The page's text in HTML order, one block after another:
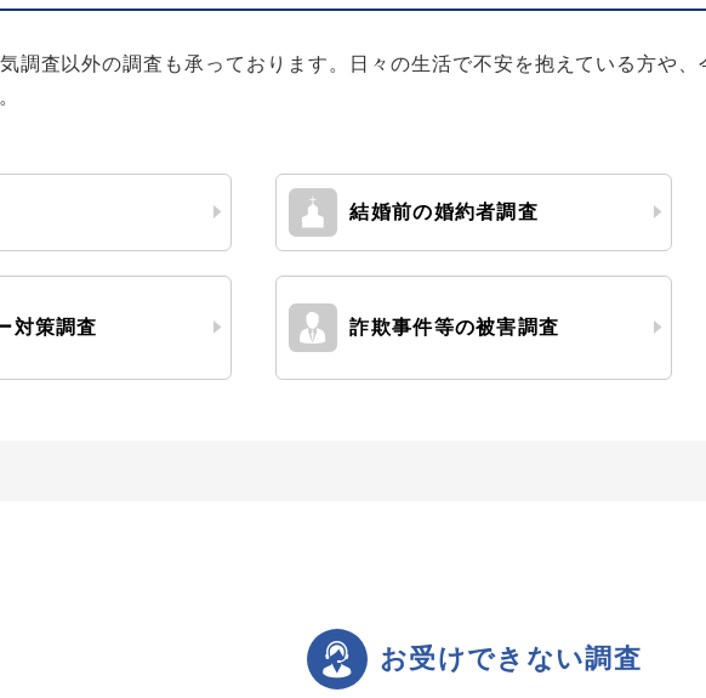
調査以外の調査も承っております。日々の生活で不安を抱えている方や
結婚前の婚約者調査
対策調査 詐欺事件等の被害調査
お受けできない調査